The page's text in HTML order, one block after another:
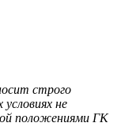
строго
не
положениями ГК